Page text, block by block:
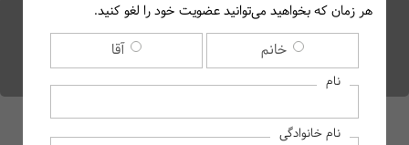
ناظر مالی کیست و چه
وظایفی دارد؟
هر زمان که بخواهید می‌توانید عضویت خود را لغو کنید.
خانم آقا
نام
نام خانوادگی